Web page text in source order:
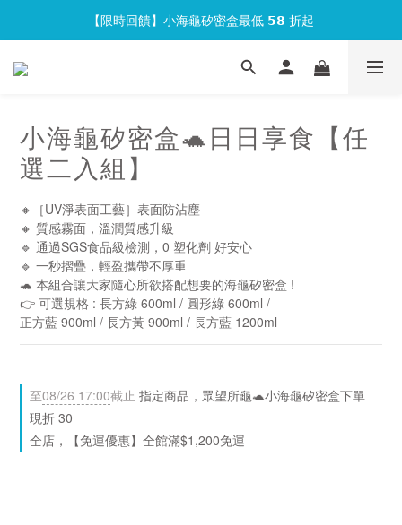
官網會員首次下單現折 $𝟏𝟎𝟎 元❕
【限時回饋】小海龜矽密盒最低 𝟱𝟴 折起
官網會員首次下單現折 $𝟏𝟎𝟎 元❕
小海龜矽密盒🐢日日享食【任
選二入組】
🔸［UV淨表面工藝］表面防沾塵
🔸 質感霧面，溫潤質感升級
🔹 通過SGS食品級檢測，0 塑化劑 好安心
🔹 一秒摺疊，輕盈攜帶不厚重
🐢 本組合讓大家隨心所欲搭配想要的海龜矽密盒 !
👉 可選規格 : 長方綠 600ml / 圓形綠 600ml /
正方藍 900ml / 長方黃 900ml / 長方藍 1200ml
至08/26 17:00截止 指定商品，眾望所龜🐢小海龜矽密盒下單
現折 30
全店，【免運優惠】全館滿$1,200免運